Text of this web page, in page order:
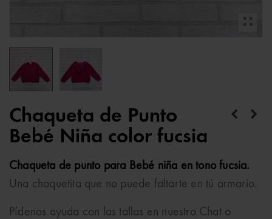
Chaqueta de Punto
Bebé Niña color fucsia
Chaqueta de punto para Bebé niña en tono fucsia.
Una chaquetita que no puede faltarte en tú armario.
Pídenos ayuda con las tallas en nuestro Chat o